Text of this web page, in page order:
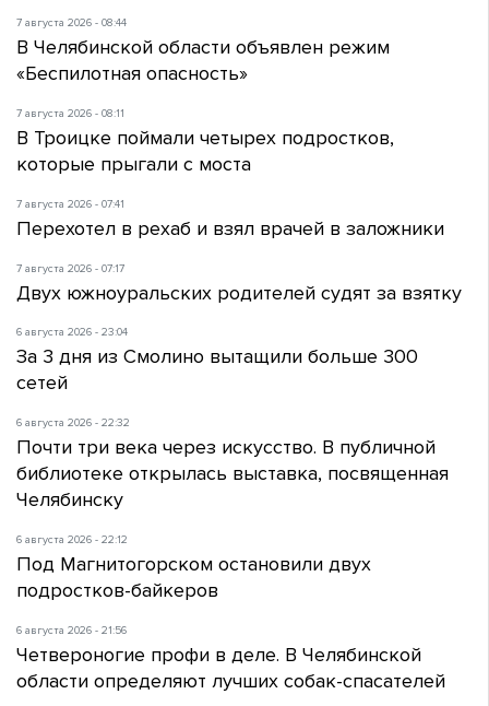
7 августа 2026 - 08:44
В Челябинской области объявлен режим
«Беспилотная опасность»
7 августа 2026 - 08:11
В Троицке поймали четырех подростков,
которые прыгали с моста
7 августа 2026 - 07:41
Перехотел в рехаб и взял врачей в заложники
7 августа 2026 - 07:17
Двух южноуральских родителей судят за взятку
6 августа 2026 - 23:04
За 3 дня из Смолино вытащили больше 300
сетей
6 августа 2026 - 22:32
Почти три века через искусство. В публичной
библиотеке открылась выставка, посвященная
Челябинску
6 августа 2026 - 22:12
Под Магнитогорском остановили двух
подростков-байкеров
6 августа 2026 - 21:56
Четвероногие профи в деле. В Челябинской
области определяют лучших собак-спасателей